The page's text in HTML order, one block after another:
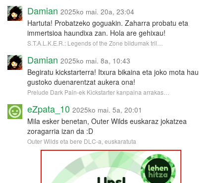
Damian 2025ko mai. 20a, 23:04
Hartuta! Probatzeko goguakin. Zaharra probatu eta
immertsioa haundixa zan. Hola are gehixau!
S.T.A.L.K.E.R.: Legends of the Zone bildumak tril…
Damian 2025ko mai. 8a, 10:43
Begiratu kickstarterra! Itxura bikaina eta joko mota hau
gustoko duenarentzat aukera ona!
Prelude Dark Pain-ek Kickstarter kanpaina arrakas…
eZpata_10 2025ko mai. 5a, 20:01
Mila esker benetan, Outer Wilds euskaraz jokatzea
zoragarria izan da :D
Outer Wilds eta bere DLC-a, euskaratuta